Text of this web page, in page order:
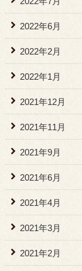
2022年6月
2022年2月
2022年1月
2021年12月
2021年11月
2021年9月
2021年6月
2021年4月
2021年3月
2021年2月